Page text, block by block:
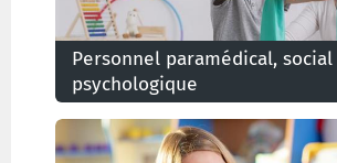
Personnel paramédical,
psychologique
Prestations du personnel
psychologique dans l'enseignement